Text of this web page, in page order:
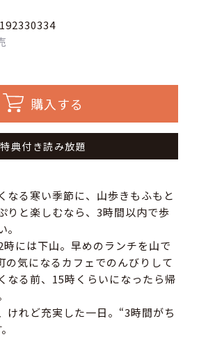
購入する
特典付き読み放題
なる寒い季節に、山歩きもふもと
りと楽しむなら、3時間以内で歩
には下山。早めのランチを山で
の気になるカフェでのんびりして
なる前、15時くらいになったら帰
けれど充実した一日。“3時間がち